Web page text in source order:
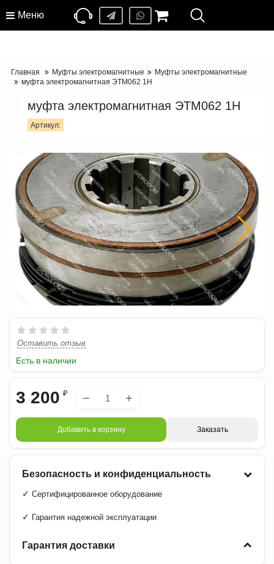
Меню
Главная Муфты электромагнитные
Муфты электромагнитные
муфта электромагнитная ЭТМ062 1Н
муфта электромагнитная ЭТМ062 1Н
Артикул:
Оставить отзыв
Есть в наличии
3 200 ₽ − +
Добавить в корзину Заказать
Безопасность и конфиденциальность
✓ Сертифицированное оборудование
✓ Гарантия надежной эксплуатации
Гарантия доставки